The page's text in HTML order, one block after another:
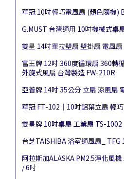
華冠 10吋輕巧電風扇 (顏色隨機)
G.MUST 台灣通用 10吋機械式桌
雙星 14吋單拉壁扇 壁掛扇 電風
富王牌 12吋 360度循環扇 360轉
外旋式風扇 台灣製造 FW-210R
亞普牌 14吋 35公分 立扇 涼風扇
華冠 FT-102｜10吋鋁葉立扇 輕
雙星牌 10吋桌扇 工業扇 TS-1002
台芝TAISHIBA 浴室通風扇_ TFG
阿拉斯加ALASKA PM2.5淨化風
/ 6吋